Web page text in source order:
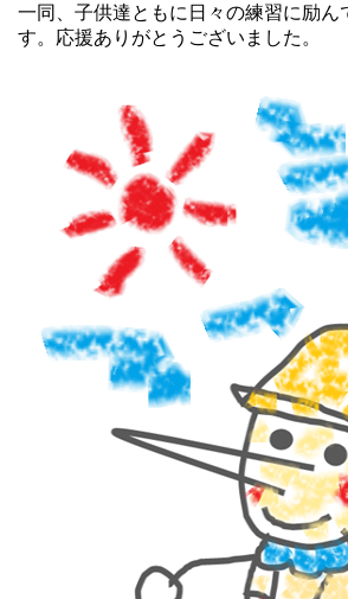
一同、子供達ともに日々の練習に励ん
す。応援ありがとうございました。